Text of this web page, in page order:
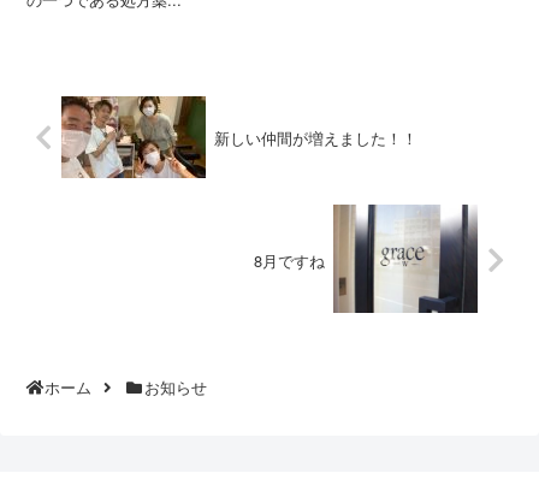
新しい仲間が増えました！！
8月ですね
ホーム お知らせ